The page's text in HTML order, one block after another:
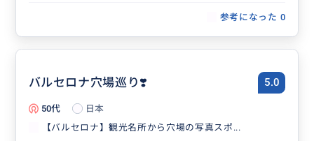
参考になった 0
バルセロナ穴場巡り❣️ 5.0
50代
日本
【バルセロナ】観光名所から穴場の写真スポ...